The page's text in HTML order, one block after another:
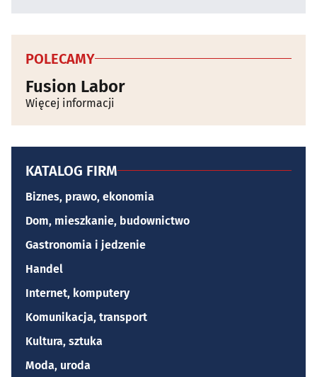
POLECAMY
Fusion Labor
Więcej informacji
KATALOG FIRM
Biznes, prawo, ekonomia
Dom, mieszkanie, budownictwo
Gastronomia i jedzenie
Handel
Internet, komputery
Komunikacja, transport
Kultura, sztuka
Moda, uroda